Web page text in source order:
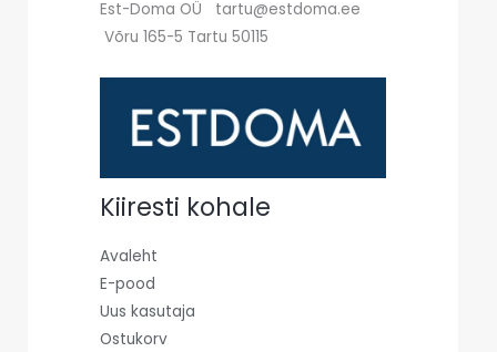
Est-Doma OÜ tartu@estdoma.ee
Võru 165-5 Tartu 50115
Kiiresti kohale
Avaleht
E-pood
Uus kasutaja
Ostukorv